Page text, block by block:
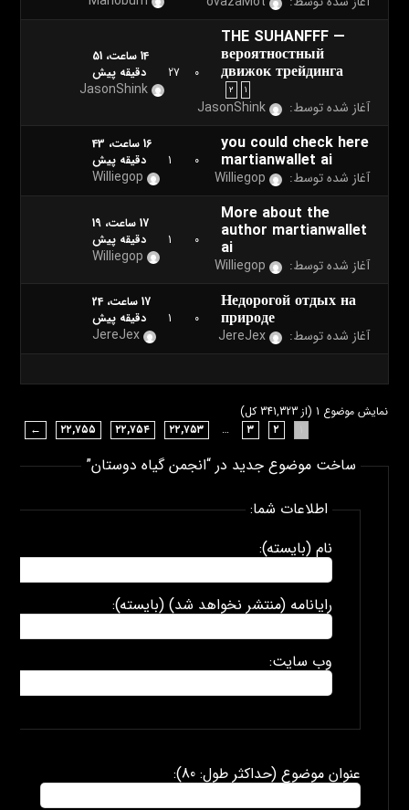
THE SUHANFFF —
вероятностный
движок трейдинга
۱ ۲
آغاز شده توسط: JasonShink
0
27
14 ساعت، 51
دقیقه پیش
JasonShink
you could check here
martianwallet ai
آغاز شده توسط: Williegop
0
1
16 ساعت، 43
دقیقه پیش
Williegop
More about the
author martianwallet
ai
آغاز شده توسط: Williegop
0
1
17 ساعت، 19
دقیقه پیش
Williegop
Недорогой отдых на
природе
آغاز شده توسط: JereJex
0
1
17 ساعت، 24
دقیقه پیش
JereJex
نمایش موضوع 1 (از 341,323 کل)
۲ ۳ … ۲۲,۷۵۳ ۲۲,۷۵۴ ۲۲,۷۵۵ ←
ساخت موضوع جدید در “انجمن گیاه دوستان”
اطلاعات شما:
نام (بایسته):
رایانامه (منتشر نخواهد شد) (بایسته):
وب سایت:
عنوان موضوع (حداکثر طول: 80):